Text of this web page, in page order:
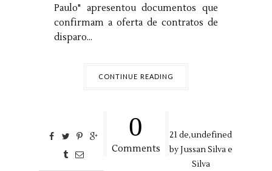
Paulo" apresentou documentos que
confirmam a oferta de contratos de
disparo...
CONTINUE READING
0
Comments
21de,undefined
byJussan Silva e
Silva